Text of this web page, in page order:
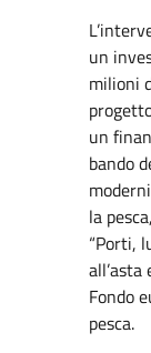
un
milioni
un
bando
la
“Porti,
all’asta
Fondo
pesca.